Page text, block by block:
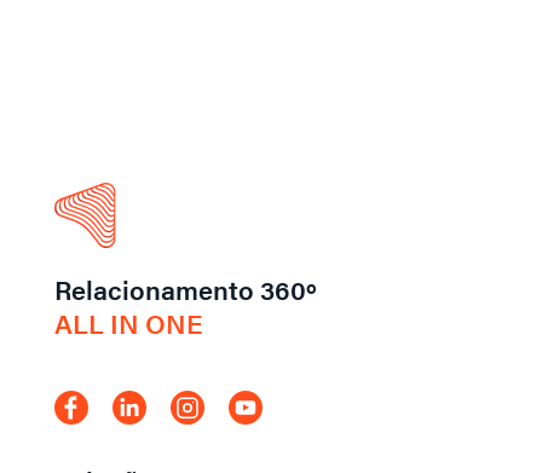
Relacionamento 360º
ALL IN ONE